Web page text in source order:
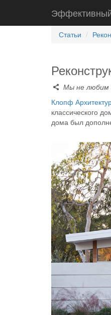
Статьи
Мы не любим
Клопф
классического
дома был